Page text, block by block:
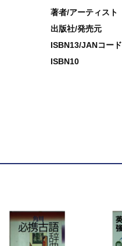
著者/アーティスト
出版社/発売元
ISBN13/JANコード
ISBN10